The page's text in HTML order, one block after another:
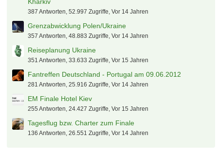
387 Antworten, 52.997 Zugriffe, Vor 14 Jahren
Grenzabwicklung Polen/Ukraine
357 Antworten, 48.883 Zugriffe, Vor 14 Jahren
Reiseplanung Ukraine
351 Antworten, 33.633 Zugriffe, Vor 15 Jahren
Fantreffen Deutschland - Portugal am 09.06.2012
281 Antworten, 25.916 Zugriffe, Vor 14 Jahren
EM Finale Hotel Kiev
255 Antworten, 24.427 Zugriffe, Vor 15 Jahren
Tagesflug bzw. Charter zum Finale
136 Antworten, 26.551 Zugriffe, Vor 14 Jahren